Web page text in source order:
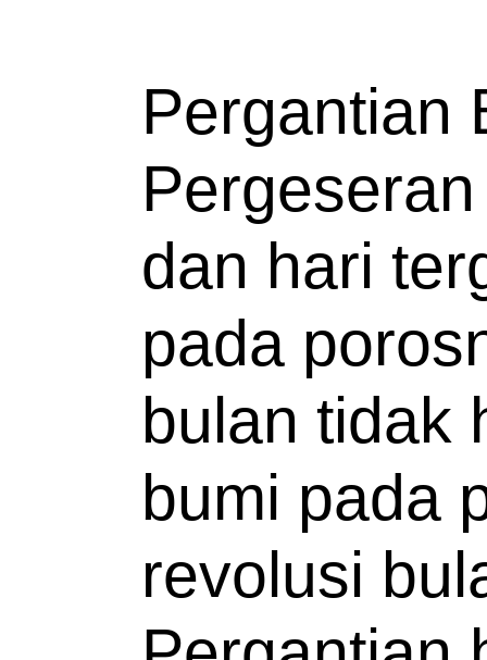
Pergantian
dan hari
pada
bulan tidak
bumi pada
revolusi